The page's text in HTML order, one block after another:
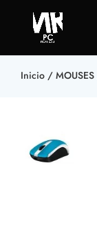
Inicio / MOUSES